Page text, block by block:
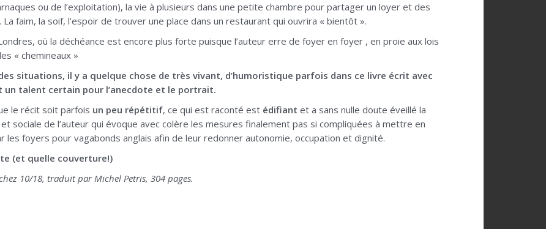
ou de l’exploitation), la vie à plusieurs dans une petite chambre pour partager un loyer et des
faim, la soif, l’espoir de trouver une place dans un restaurant qui ouvrira « bientôt ».
où la déchéance est encore plus forte puisque l’auteur erre de foyer en foyer , en proie aux lois
« chemineaux »
situations, il y a quelque chose de très vivant, d’humoristique parfois dans ce livre écrit avec
un talent certain pour l’anecdote et le portrait.
le récit soit parfois un peu répétitif, ce qui est raconté est édifiant et a sans nulle doute éveillé la
sociale de l’auteur qui évoque avec colère les mesures finalement pas si compliquées à mettre en
les foyers pour vagabonds anglais afin de leur redonner autonomie, occupation et dignité.
(et quelle couverture!)
10/18, traduit par Michel Petris, 304 pages.